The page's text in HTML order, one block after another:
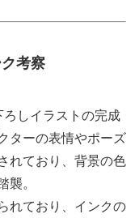
考察
しイラストの完成
ターの表情やポーズ
れており、背景の色
襲。
れており、インクの